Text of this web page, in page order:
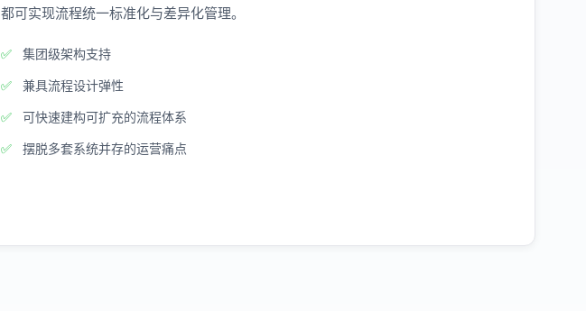
都可实现流程统一标准化与差异化管理。
集团级架构支持
兼具流程设计弹性
可快速建构可扩充的流程体系
摆脱多套系统并存的运营痛点